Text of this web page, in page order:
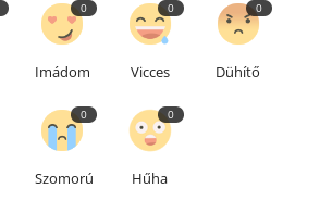
0
Imádom
0
Vicces
0
Dühítő
0
Szomorú
0
Hűha